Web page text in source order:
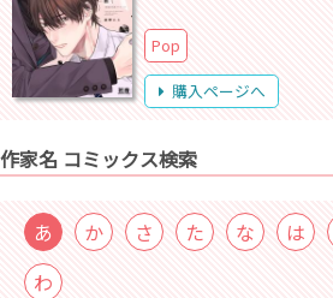
Pop
購入ページへ
作家名 コミックス検索
あ か さ た な は
わ